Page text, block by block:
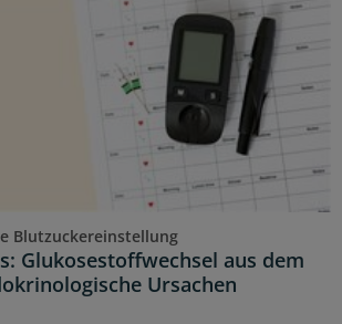
Blutzuckereinstellung
Glukosestoffwechsel aus dem
Ursachen